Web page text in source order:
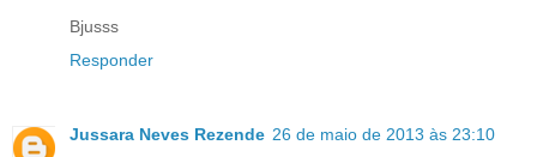
Bjusss
Responder
Jussara Neves Rezende 26 de maio de 2013 às 23:10